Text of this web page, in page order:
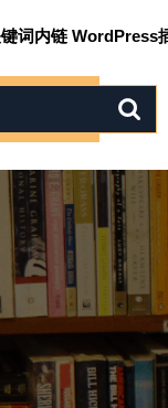
词内链 WordPress